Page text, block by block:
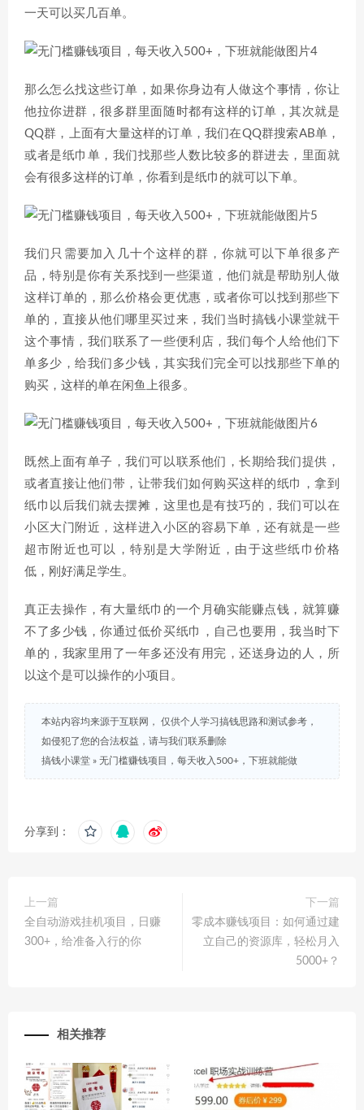
一天可以买几百单。
那么怎么找这些订单，如果你身边有人做这个事情，你让
他拉你进群，很多群里面随时都有这样的订单，其次就是
QQ群，上面有大量这样的订单，我们在QQ群搜索AB单，
或者是纸巾单，我们找那些人数比较多的群进去，里面就
会有很多这样的订单，你看到是纸巾的就可以下单。
我们只需要加入几十个这样的群，你就可以下单很多产
品，特别是你有关系找到一些渠道，他们就是帮助别人做
这样订单的，那么价格会更优惠，或者你可以找到那些下
单的，直接从他们哪里买过来，我们当时搞钱小课堂就干
这个事情，我们联系了一些便利店，我们每个人给他们下
单多少，给我们多少钱，其实我们完全可以找那些下单的
购买，这样的单在闲鱼上很多。
既然上面有单子，我们可以联系他们，长期给我们提供，
或者直接让他们带，让带我们如何购买这样的纸巾，拿到
纸巾以后我们就去摆摊，这里也是有技巧的，我们可以在
小区大门附近，这样进入小区的容易下单，还有就是一些
超市附近也可以，特别是大学附近，由于这些纸巾价格
低，刚好满足学生。
真正去操作，有大量纸巾的一个月确实能赚点钱，就算赚
不了多少钱，你通过低价买纸巾，自己也要用，我当时下
单的，我家里用了一年多还没有用完，还送身边的人，所
以这个是可以操作的小项目。
本站内容均来源于互联网， 仅供个人学习搞钱思路和测试参考，
如侵犯了您的合法权益，请与我们联系删除
搞钱小课堂 » 无门槛赚钱项目，每天收入500+，下班就能做
分享到：
上一篇
全自动游戏挂机项目，日赚
300+，给准备入行的你
下一篇
零成本赚钱项目：如何通过建
立自己的资源库，轻松月入
5000+？
相关推荐